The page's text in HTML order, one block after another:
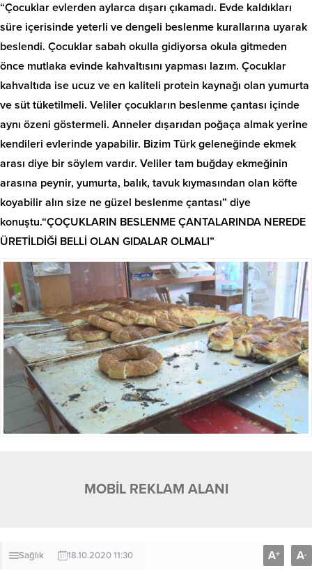
“Çocuklar evlerden aylarca dışarı çıkamadı. Evde kaldıkları
süre içerisinde yeterli ve dengeli beslenme kurallarına uyarak
beslendi. Çocuklar sabah okulla gidiyorsa okula gitmeden
önce mutlaka evinde kahvaltısını yapması lazım. Çocuklar
kahvaltıda ise ucuz ve en kaliteli protein kaynağı olan yumurta
ve süt tüketilmeli. Veliler çocukların beslenme çantası içinde
aynı özeni göstermeli. Anneler dışarıdan poğaça almak yerine
kendileri evlerinde yapabilir. Bizim Türk geleneğinde ekmek
arası diye bir söylem vardır. Veliler tam buğday ekmeğinin
arasına peynir, yumurta, balık, tavuk kıymasından olan köfte
koyabilir alın size ne güzel beslenme çantası” diye
konuştu.“ÇOÇUKLARIN BESLENME ÇANTALARINDA NEREDE
ÜRETİLDİĞİ BELLİ OLAN GIDALAR OLMALI”
MOBİL REKLAM ALANI
Sağlık 18.10.2020 11:30 A+ A-